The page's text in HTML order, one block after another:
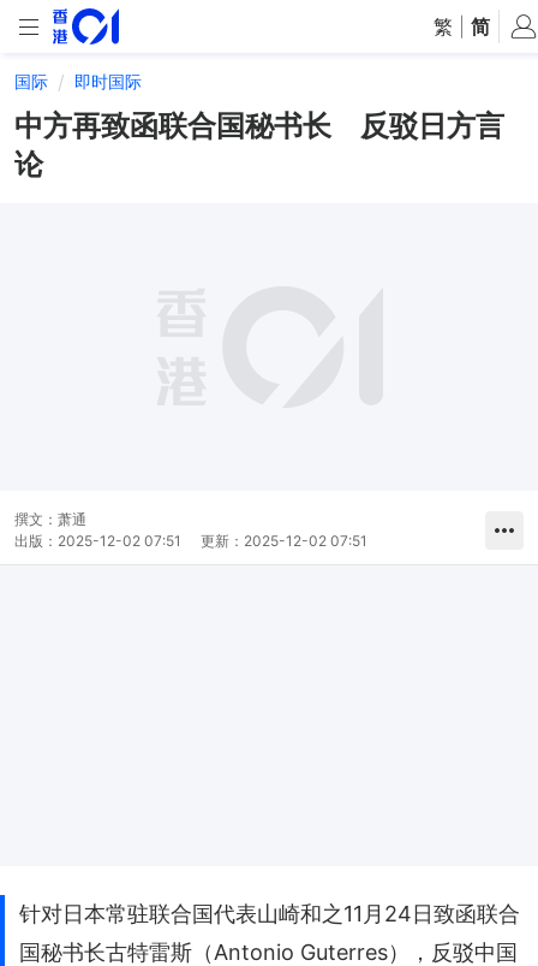
繁 简
国际 即时国际
中方再致函联合国秘书长 反驳日方言
论
撰文： 萧通
出版： 2025-12-02 07:51 更新： 2025-12-02 07:51
针对日本常驻联合国代表山崎和之11月24日致函联合
国秘书长古特雷斯（Antonio Guterres），反驳中国